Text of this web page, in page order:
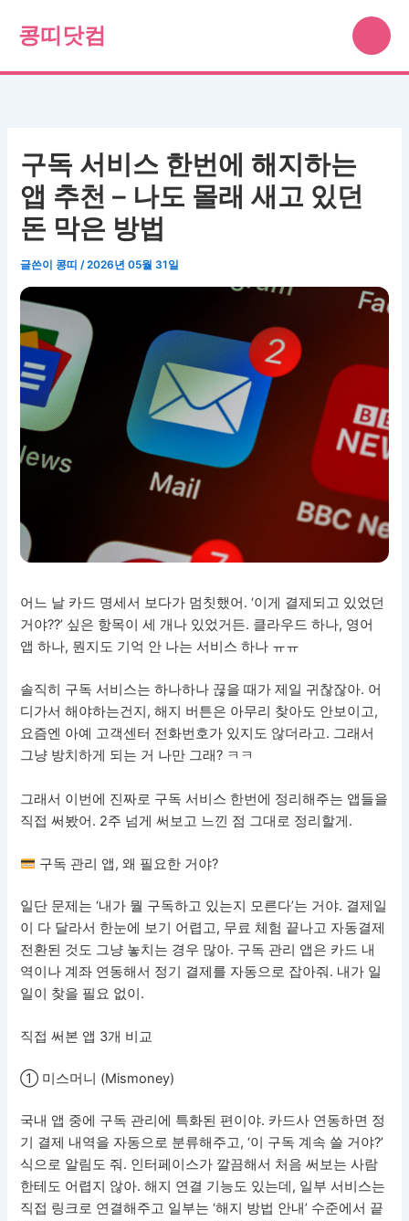
로
콩띠닷컴
구독 서비스 한번에 해지하는
앱 추천 – 나도 몰래 새고 있던
돈 막은 방법
글쓴이 콩띠/2026년 05월 31일
어느 날 카드 명세서 보다가 멈칫했어. ‘이게 결제되고 있었던
거야??’ 싶은 항목이 세 개나 있었거든. 클라우드 하나, 영어
앱 하나, 뭔지도 기억 안 나는 서비스 하나 ㅠㅠ
솔직히 구독 서비스는 하나하나 끊을 때가 제일 귀찮잖아. 어
디가서 해야하는건지, 해지 버튼은 아무리 찾아도 안보이고,
요즘엔 아예 고객센터 전화번호가 있지도 않더라고. 그래서
그냥 방치하게 되는 거 나만 그래? ㅋㅋ
그래서 이번에 진짜로 구독 서비스 한번에 정리해주는 앱들을
직접 써봤어. 2주 넘게 써보고 느낀 점 그대로 정리할게.
구독 관리 앱, 왜 필요한 거야?
일단 문제는 ‘내가 뭘 구독하고 있는지 모른다’는 거야. 결제일
이 다 달라서 한눈에 보기 어렵고, 무료 체험 끝나고 자동결제
전환된 것도 그냥 놓치는 경우 많아. 구독 관리 앱은 카드 내
역이나 계좌 연동해서 정기 결제를 자동으로 잡아줘. 내가 일
일이 찾을 필요 없이.
직접 써본 앱 3개 비교
① 미스머니 (Mismoney)
국내 앱 중에 구독 관리에 특화된 편이야. 카드사 연동하면 정
기 결제 내역을 자동으로 분류해주고, ‘이 구독 계속 쓸 거야?’
식으로 알림도 줘. 인터페이스가 깔끔해서 처음 써보는 사람
한테도 어렵지 않아. 해지 연결 기능도 있는데, 일부 서비스는
직접 링크로 연결해주고 일부는 ‘해지 방법 안내’ 수준에서 끝